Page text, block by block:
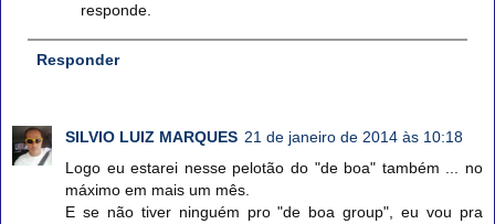
responde.
Responder
SILVIO LUIZ MARQUES 21 de janeiro de 2014 às 10:18
Logo eu estarei nesse pelotão do "de boa" também ... no
máximo em mais um mês.
E se não tiver ninguém pro "de boa group", eu vou pra